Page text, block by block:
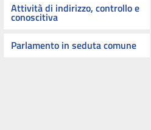
Attività di indirizzo, controllo e
conoscitiva
Parlamento in seduta comune